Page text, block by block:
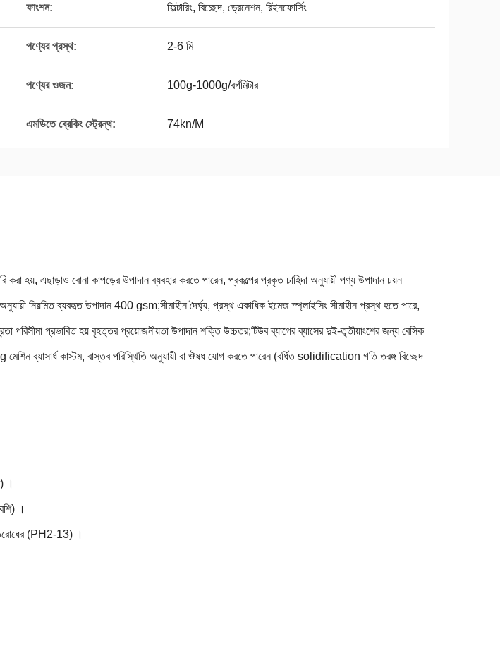
ফাংশন: ফিল্টারিং, বিচ্ছেদ, ড্রেনেশন, রিইনফোর্সিং
পণ্যের প্রস্থ: 2-6 মি
পণ্যের ওজন: 100g-1000g/বর্গমিটার
এমডিতে ব্রেকিং স্ট্রেন্থ: 74kn/M
করা হয়, এছাড়াও বোনা কাপড়ের উপাদান ব্যবহার করতে পারেন, প্রকল্পের প্রকৃত চাহিদা অনুযায়ী পণ্য উপাদান চয়ন
নিয়মিত ব্যবহৃত উপাদান 400 gsm;সীমাহীন দৈর্ঘ্য, প্রস্থ একাধিক ইমেজ স্প্লাইসিং সীমাহীন প্রস্থ হতে পারে,
পরিসীমা প্রভাবিত হয় বৃহত্তর প্রয়োজনীয়তা উপাদান শক্তি উচ্চতর;টিউব ব্যাগের ব্যাসের দুই-তৃতীয়াংশের জন্য বেসিক
মেশিন ব্যাসার্ধ কাস্টম, বাস্তব পরিস্থিতি অনুযায়ী বা ঔষধ যোগ করতে পারেন (বর্ধিত solidification গতি তরঙ্গ বিচ্ছেদ
।
।
(PH2-13) ।